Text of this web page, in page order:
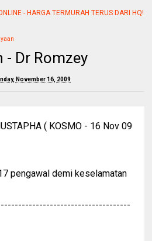
- HARGA TERMURAH TERUS DARI HQ!
- Dr Romzey
November 16, 2009
( KOSMO - 16 Nov 09
pengawal demi keselamatan